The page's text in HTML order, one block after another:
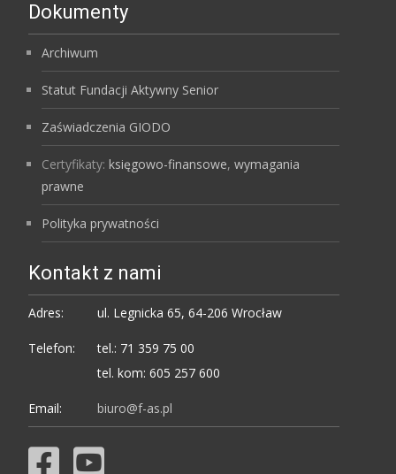
Dokumenty
Archiwum
Statut Fundacji Aktywny Senior
Zaświadczenia GIODO
Certyfikaty: księgowo-finansowe, wymagania
prawne
Polityka prywatności
Kontakt z nami
Adres: ul. Legnicka 65, 64-206 Wrocław
Telefon:
tel.: 71 359 75 00
tel. kom: 605 257 600
Email: biuro@f-as.pl